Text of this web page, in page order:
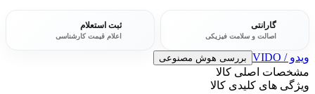
گارانتی
اصالت و سلامت فیزیکی
ثبت استعلام
اعلام قیمت کارشناسی
ویدو / VIDO بررسی هوش مصنوعی
مشخصات اصلی کالا
ویژگی های کلیدی کالا